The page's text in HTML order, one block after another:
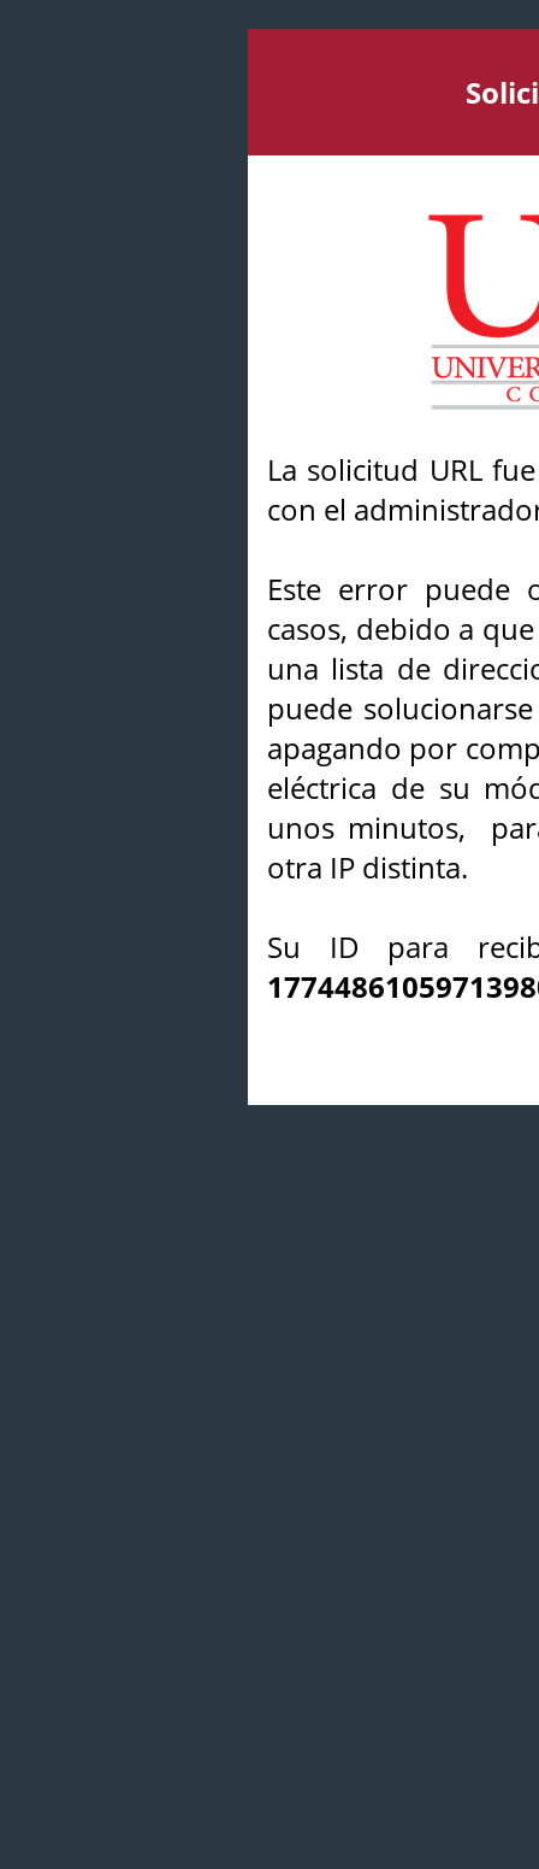
La solicitud URL
con el
Este error puede
casos, debido a
una lista de
puede
apagando por
eléctrica de su
unos minutos,
otra IP distinta.
Su ID para